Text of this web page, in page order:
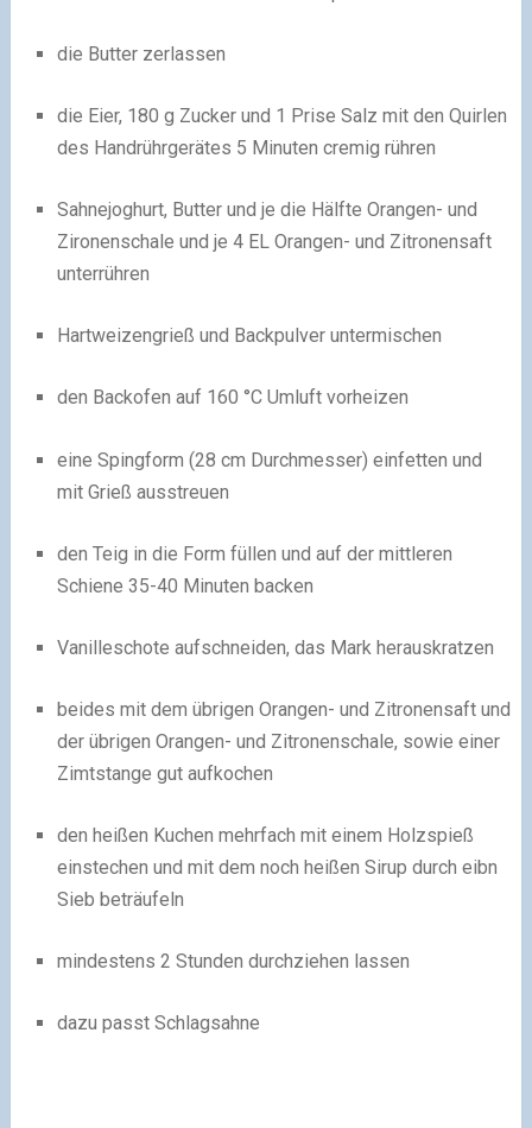
die Butter zerlassen
die Eier, 180 g Zucker und 1 Prise Salz mit den Quirlen
des Handrührgerätes 5 Minuten cremig rühren
Sahnejoghurt, Butter und je die Hälfte Orangen- und
Zironenschale und je 4 EL Orangen- und Zitronensaft
unterrühren
Hartweizengrieß und Backpulver untermischen
den Backofen auf 160 °C Umluft vorheizen
eine Spingform (28 cm Durchmesser) einfetten und
mit Grieß ausstreuen
den Teig in die Form füllen und auf der mittleren
Schiene 35-40 Minuten backen
Vanilleschote aufschneiden, das Mark herauskratzen
beides mit dem übrigen Orangen- und Zitronensaft und
der übrigen Orangen- und Zitronenschale, sowie einer
Zimtstange gut aufkochen
den heißen Kuchen mehrfach mit einem Holzspieß
einstechen und mit dem noch heißen Sirup durch eibn
Sieb beträufeln
mindestens 2 Stunden durchziehen lassen
dazu passt Schlagsahne